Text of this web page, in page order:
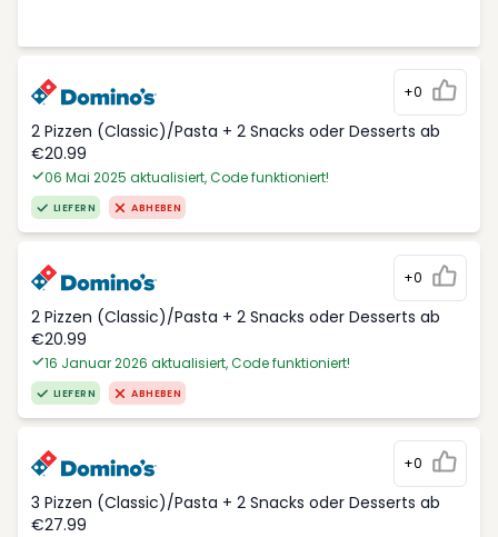
+0
2 Pizzen (Classic)/Pasta + 2 Snacks oder Desserts ab
€20.99
06 Mai 2025 aktualisiert, Code funktioniert!
LIEFERN ABHEBEN
+0
2 Pizzen (Classic)/Pasta + 2 Snacks oder Desserts ab
€20.99
16 Januar 2026 aktualisiert, Code funktioniert!
LIEFERN ABHEBEN
+0
3 Pizzen (Classic)/Pasta + 2 Snacks oder Desserts ab
€27.99